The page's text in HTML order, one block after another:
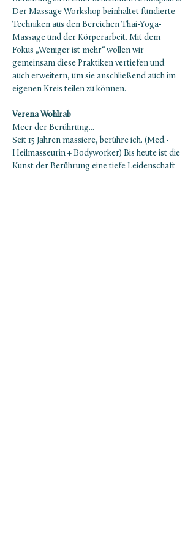
Der Massage Workshop beinhaltet fundierte
Techniken aus den Bereichen Thai-Yoga-
Massage und der Körperarbeit. Mit dem
Fokus „Weniger ist mehr“ wollen wir
gemeinsam diese Praktiken vertiefen und
auch erweitern, um sie anschließend auch im
eigenen Kreis teilen zu können.
Verena Wohlrab
Meer der Berührung...
Seit 15 Jahren massiere, berühre ich. (Med.-
Heilmasseurin + Bodyworker) Bis heute ist die
Kunst der Berührung eine tiefe Leidenschaft